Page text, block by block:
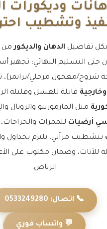
وديكورات
وتشطيب
تفاصيل الدهان والديكورمن
حتى التسليم النهائي:
شروخ/معجون مرحلي/برايمر)،
قابلة للغسل وقليلة
مثل المارمورينو والرويال
أرضيات للممرات
بتشطيب مرآتي. نلتزم بجداول
للأثاث، وضمان مكتوب على
الرياض.
📞 اتصال: 0533249280
💬 واتساب فوري